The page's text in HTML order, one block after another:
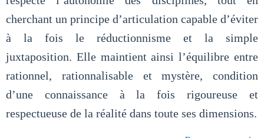
cherchant un principe d’articulation capable d’éviter
à la fois le réductionnisme et la simple
juxtaposition. Elle maintient ainsi l’équilibre entre
rationnel, rationnalisable et mystère, condition
d’une connaissance à la fois rigoureuse et
respectueuse de la réalité dans toute ses dimensions.